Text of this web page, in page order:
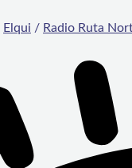
Elqui / Radio Ruta